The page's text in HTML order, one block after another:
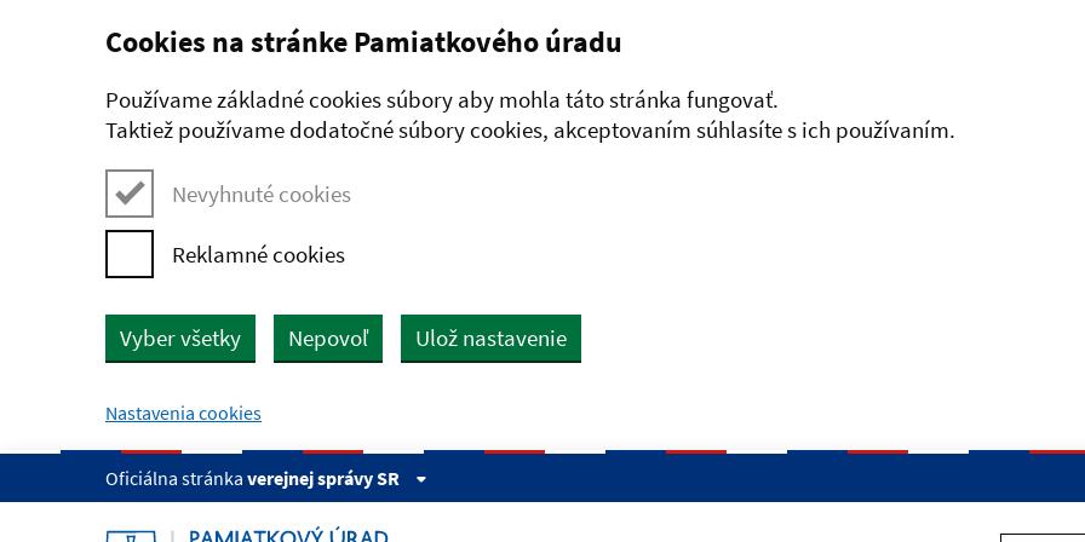
Preskočiť na hlavný obsah
Cookies na stránke Pamiatkového úradu
Používame základné cookies súbory aby mohla táto stránka fungovať.
Taktiež používame dodatočné súbory cookies, akceptovaním súhlasíte s ich používaním.
Nevyhnuté cookies
Reklamné cookies
Vyber všetky Nepovoľ Ulož nastavenie
Nastavenia cookies
Oficiálna stránka verejnej správy SR